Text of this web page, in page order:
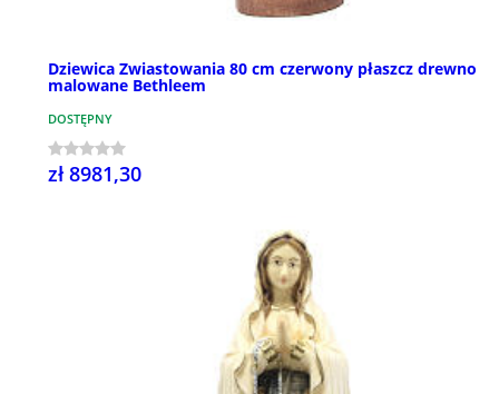
Dziewica Zwiastowania 80 cm czerwony płaszcz drewno
malowane Bethleem
DOSTĘPNY
zł 8981,30